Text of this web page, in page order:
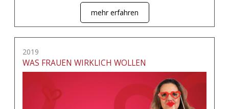
mehr erfahren
2019
WAS FRAUEN WIRKLICH WOLLEN